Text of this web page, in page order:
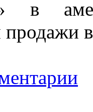
в
продажи